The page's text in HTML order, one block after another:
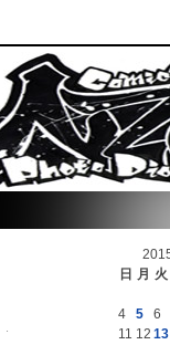
日 月 火
4
5 6
11 12 13